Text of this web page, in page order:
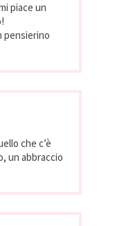
piace un
pensierino
che c’è
un abbraccio